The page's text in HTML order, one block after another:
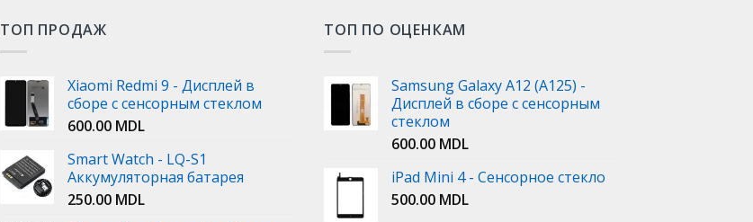
ТОП ПРОДАЖ
Xiaomi Redmi 9 - Дисплей в
сборе с сенсорным стеклом
600.00 MDL
Smart Watch - LQ-S1
Аккумуляторная батарея
250.00 MDL
ТОП ПО ОЦЕНКАМ
Samsung Galaxy A12 (A125) -
Дисплей в сборе с сенсорным
стеклом
600.00 MDL
iPad Mini 4 - Сенсорное стекло
500.00 MDL